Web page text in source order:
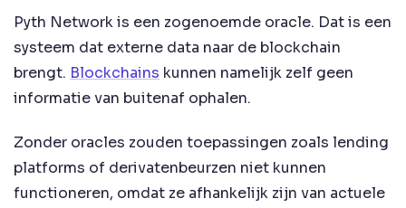
Pyth Network is een zogenoemde oracle. Dat is een
systeem dat externe data naar de blockchain
brengt. Blockchains kunnen namelijk zelf geen
informatie van buitenaf ophalen.
Zonder oracles zouden toepassingen zoals lending
platforms of derivatenbeurzen niet kunnen
functioneren, omdat ze afhankelijk zijn van actuele